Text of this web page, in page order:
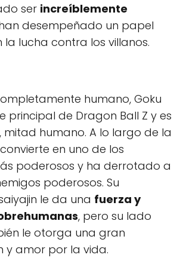
ser increíblemente
desempeñado un papel
lucha contra los villanos.
humano, Goku
principal de Dragon Ball Z y es
mitad humano. A lo largo de la
en uno de los
poderosos y ha derrotado a
poderosos. Su
le da una fuerza y
, pero su lado
le otorga una gran
y amor por la vida.